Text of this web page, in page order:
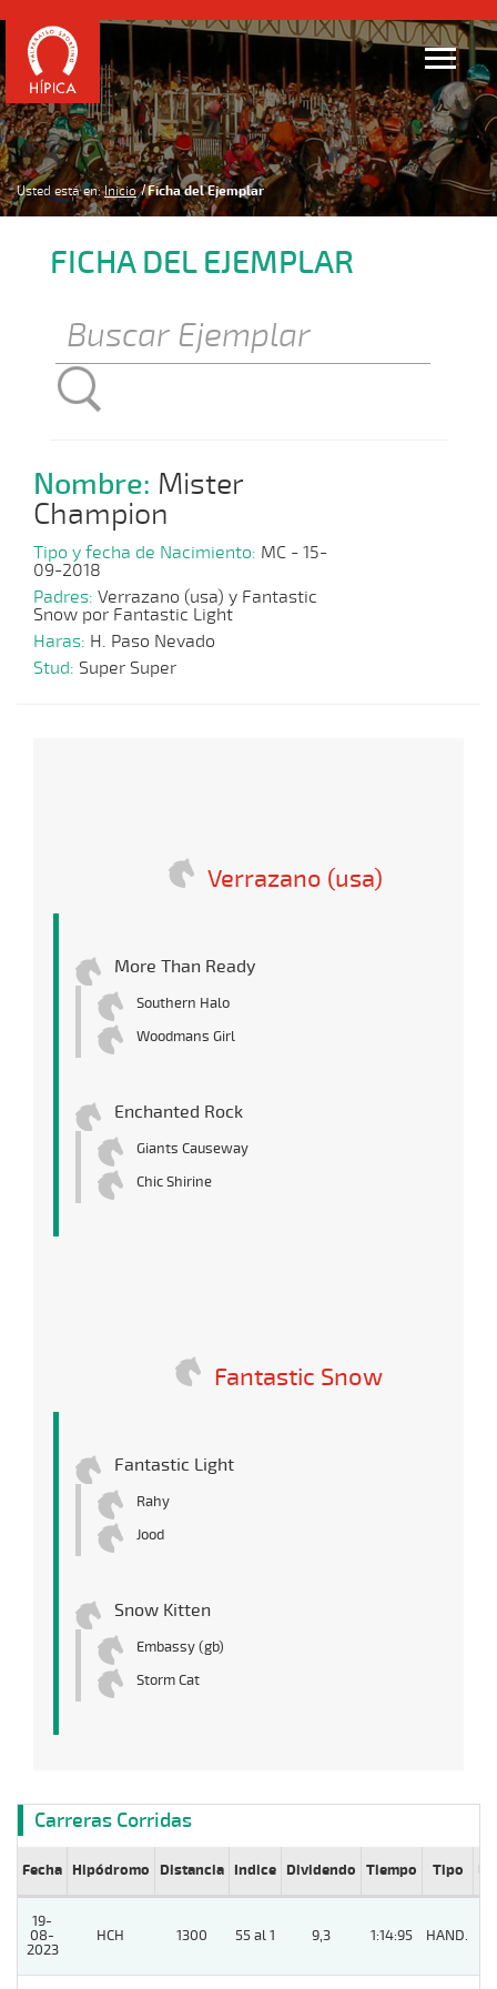
Usted está en: Inicio Ficha del Ejemplar
FICHA DEL EJEMPLAR
Nombre: Mister
Champion
Tipo y fecha de Nacimiento: MC - 15-
09-2018
Padres: Verrazano (usa) y Fantastic
Snow por Fantastic Light
Haras: H. Paso Nevado
Stud: Super Super
Verrazano (usa)
More Than Ready
Southern Halo
Woodmans Girl
Enchanted Rock
Giants Causeway
Chic Shirine
Fantastic Snow
Fantastic Light
Rahy
Jood
Snow Kitten
Embassy (gb)
Storm Cat
Carreras Corridas
Fecha Hipódromo Distancia Indice Dividendo Tiempo Tipo Lº
19-
08-
2023
HCH 1300 55 al 1 9,3 1:14:95 HAND.